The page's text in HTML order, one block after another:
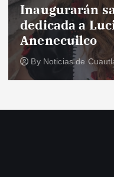
Inaugurarán
dedicada a
Anenecuilco
By Noticias de